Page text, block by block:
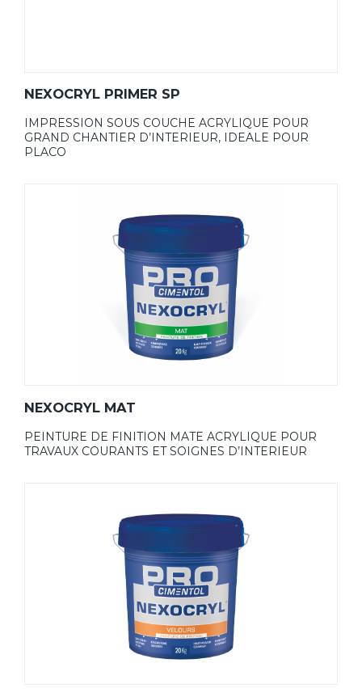
NEXOCRYL PRIMER SP
IMPRESSION SOUS COUCHE ACRYLIQUE POUR
GRAND CHANTIER D’INTERIEUR, IDEALE POUR
PLACO
NEXOCRYL MAT
PEINTURE DE FINITION MATE ACRYLIQUE POUR
TRAVAUX COURANTS ET SOIGNES D’INTERIEUR